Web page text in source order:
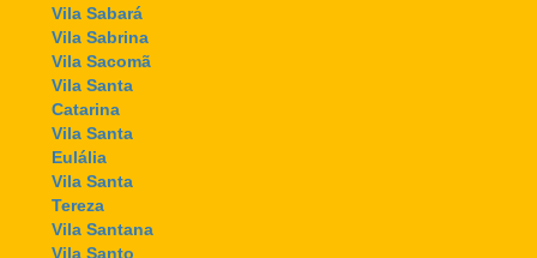
Vila Sabará
Vila Sabrina
Vila Sacomã
Vila Santa
Catarina
Vila Santa
Eulália
Vila Santa
Tereza
Vila Santana
Vila Santo